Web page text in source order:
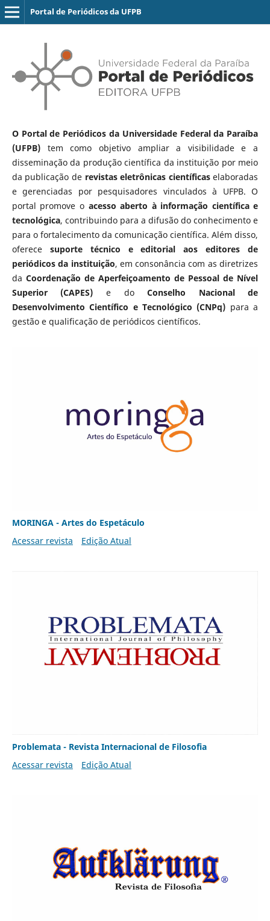
Portal de Periódicos da UFPB
O Portal de Periódicos da Universidade Federal da Paraíba
(UFPB)tem como objetivo ampliar a visibilidade e a
disseminação da produção científica da instituição por meio
da publicação de revistas eletrônicas científicaselaboradas
e gerenciadas por pesquisadores vinculados à UFPB. O
portal promove o acesso aberto à informação científica e
tecnológica, contribuindo para a difusão do conhecimento e
para o fortalecimento da comunicação científica. Além disso,
oferece suporte técnico e editorial aos editores de
periódicos da instituição, em consonância com as diretrizes
da Coordenação de Aperfeiçoamento de Pessoal de Nível
Superior (CAPES) e doConselho Nacional de
Desenvolvimento Científico e Tecnológico (CNPq) para a
gestão e qualificação de periódicos científicos.
MORINGA - Artes do Espetáculo
Acessar revista
Edição Atual
Problemata - Revista Internacional de Filosofia
Acessar revista
Edição Atual